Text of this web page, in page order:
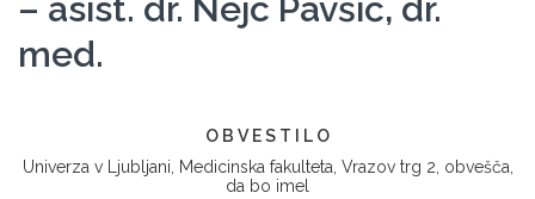
– asist. dr. Nejc Pavšič, dr.
med.
O B V E S T I L O
Univerza v Ljubljani, Medicinska fakulteta, Vrazov trg 2, obvešča,
da bo imel